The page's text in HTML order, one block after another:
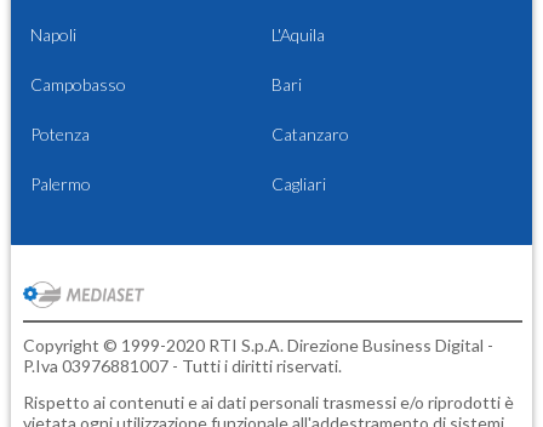
Napoli L'Aquila
Campobasso Bari
Potenza Catanzaro
Palermo Cagliari
Copyright © 1999-2020 RTI S.p.A. Direzione Business Digital -
P.Iva 03976881007 - Tutti i diritti riservati.
Rispetto ai contenuti e ai dati personali trasmessi e/o riprodotti è
vietata ogni utilizzazione funzionale all'addestramento di sistemi